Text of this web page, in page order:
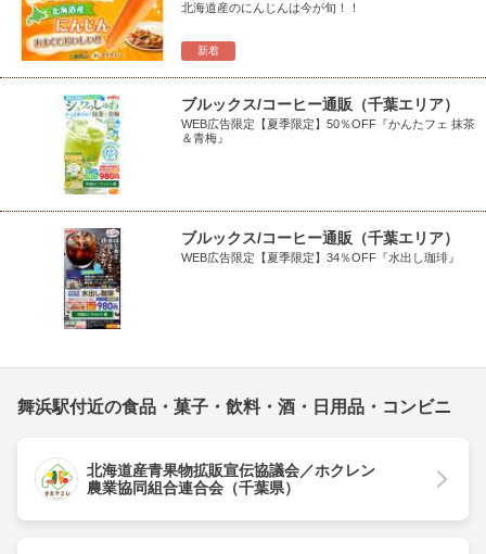
新着
北海道産のにんじんは今が旬！！
ブルックス/コーヒー通販（千葉エリア）
WEB広告限定【夏季限定】50％OFF『かんたフェ 抹茶
＆青梅』
ブルックス/コーヒー通販（千葉エリア）
WEB広告限定【夏季限定】34％OFF『水出し珈琲』
舞浜駅付近の食品・菓子・飲料・酒・日用品・コンビニ
北海道産青果物拡販宣伝協議会／ホクレン
農業協同組合連合会（千葉県）